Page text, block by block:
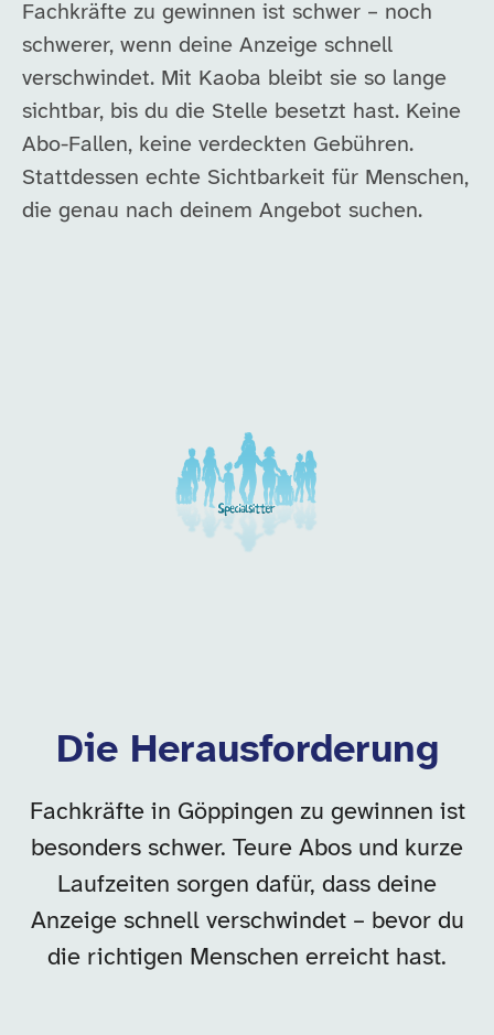
Fachkräfte zu gewinnen ist schwer – noch
schwerer, wenn deine Anzeige schnell
verschwindet. Mit Kaoba bleibt sie so lange
sichtbar, bis du die Stelle besetzt hast. Keine
Abo-Fallen, keine verdeckten Gebühren.
Stattdessen echte Sichtbarkeit für Menschen,
die genau nach deinem Angebot suchen.
Unsere Arbeitgeber in
Die Herausforderung
Fachkräfte in Göppingen zu gewinnen ist
besonders schwer. Teure Abos und kurze
Laufzeiten sorgen dafür, dass deine
Anzeige schnell verschwindet – bevor du
die richtigen Menschen erreicht hast.